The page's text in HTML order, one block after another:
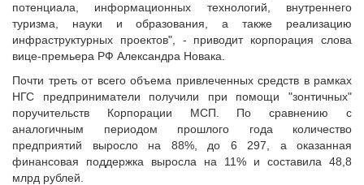
Судебная практика
Мнение специалиста
Конкурсы Совета
Семинары Совета
Издания Совета
Вопрос-ответ
ВАРМСУ
Новости ВАРМСУ
потенциала, информационных технологий, внутреннего
туризма, науки и образования, а также реализацию
инфраструктурных проектов", - приводит корпорация слова
вице-премьера РФ Александра Новака.
Почти треть от всего объема привлеченных средств в рамках
НГС предприниматели получили при помощи "зонтичных"
поручительств Корпорации МСП. По сравнению с
аналогичным периодом прошлого года количество
предприятий выросло на 88%, до 6 297, а оказанная
финансовая поддержка выросла на 11% и составила 48,8
млрд рублей.